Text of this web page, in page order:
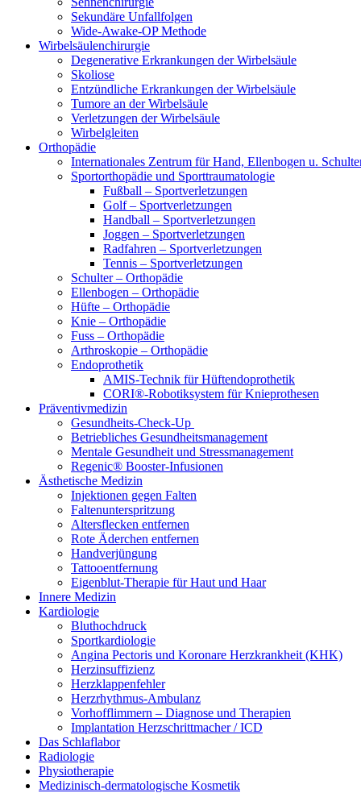
Sekundäre Unfallfolgen
Wide-Awake-OP Methode
Wirbelsäulenchirurgie
Degenerative Erkrankungen der Wirbelsäule
Skoliose
Entzündliche Erkrankungen der Wirbelsäule
Tumore an der Wirbelsäule
Verletzungen der Wirbelsäule
Wirbelgleiten
Orthopädie
Internationales Zentrum für Hand, Ellenbogen u.
Sportorthopädie und Sporttraumatologie
Fußball – Sportverletzungen
Golf – Sportverletzungen
Handball – Sportverletzungen
Joggen – Sportverletzungen
Radfahren – Sportverletzungen
Tennis – Sportverletzungen
Schulter – Orthopädie
Ellenbogen – Orthopädie
Hüfte – Orthopädie
Knie – Orthopädie
Fuss – Orthopädie
Arthroskopie – Orthopädie
Endoprothetik
AMIS-Technik für Hüftendoprothetik
CORI®-Robotiksystem für Knieprothesen
Präventivmedizin
Gesundheits-Check-Up
Betriebliches Gesundheitsmanagement
Mentale Gesundheit und Stressmanagement
Regenic® Booster-Infusionen
Ästhetische Medizin
Injektionen gegen Falten
Faltenunterspritzung
Altersflecken entfernen
Rote Äderchen entfernen
Handverjüngung
Tattooentfernung
Eigenblut-Therapie für Haut und Haar
Innere Medizin
Kardiologie
Bluthochdruck
Sportkardiologie
Angina Pectoris und Koronare Herzkrankheit (KHK)
Herzinsuffizienz
Herzklappenfehler
Herzrhythmus-Ambulanz
Vorhofflimmern – Diagnose und Therapien
Implantation Herzschrittmacher / ICD
Das Schlaflabor
Radiologie
Physiotherapie
Medizinisch-dermatologische Kosmetik